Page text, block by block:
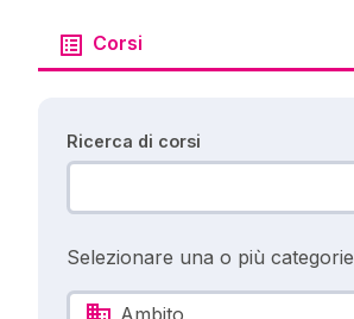
Corsi
Ricerca di corsi
Selezionare una o più categorie